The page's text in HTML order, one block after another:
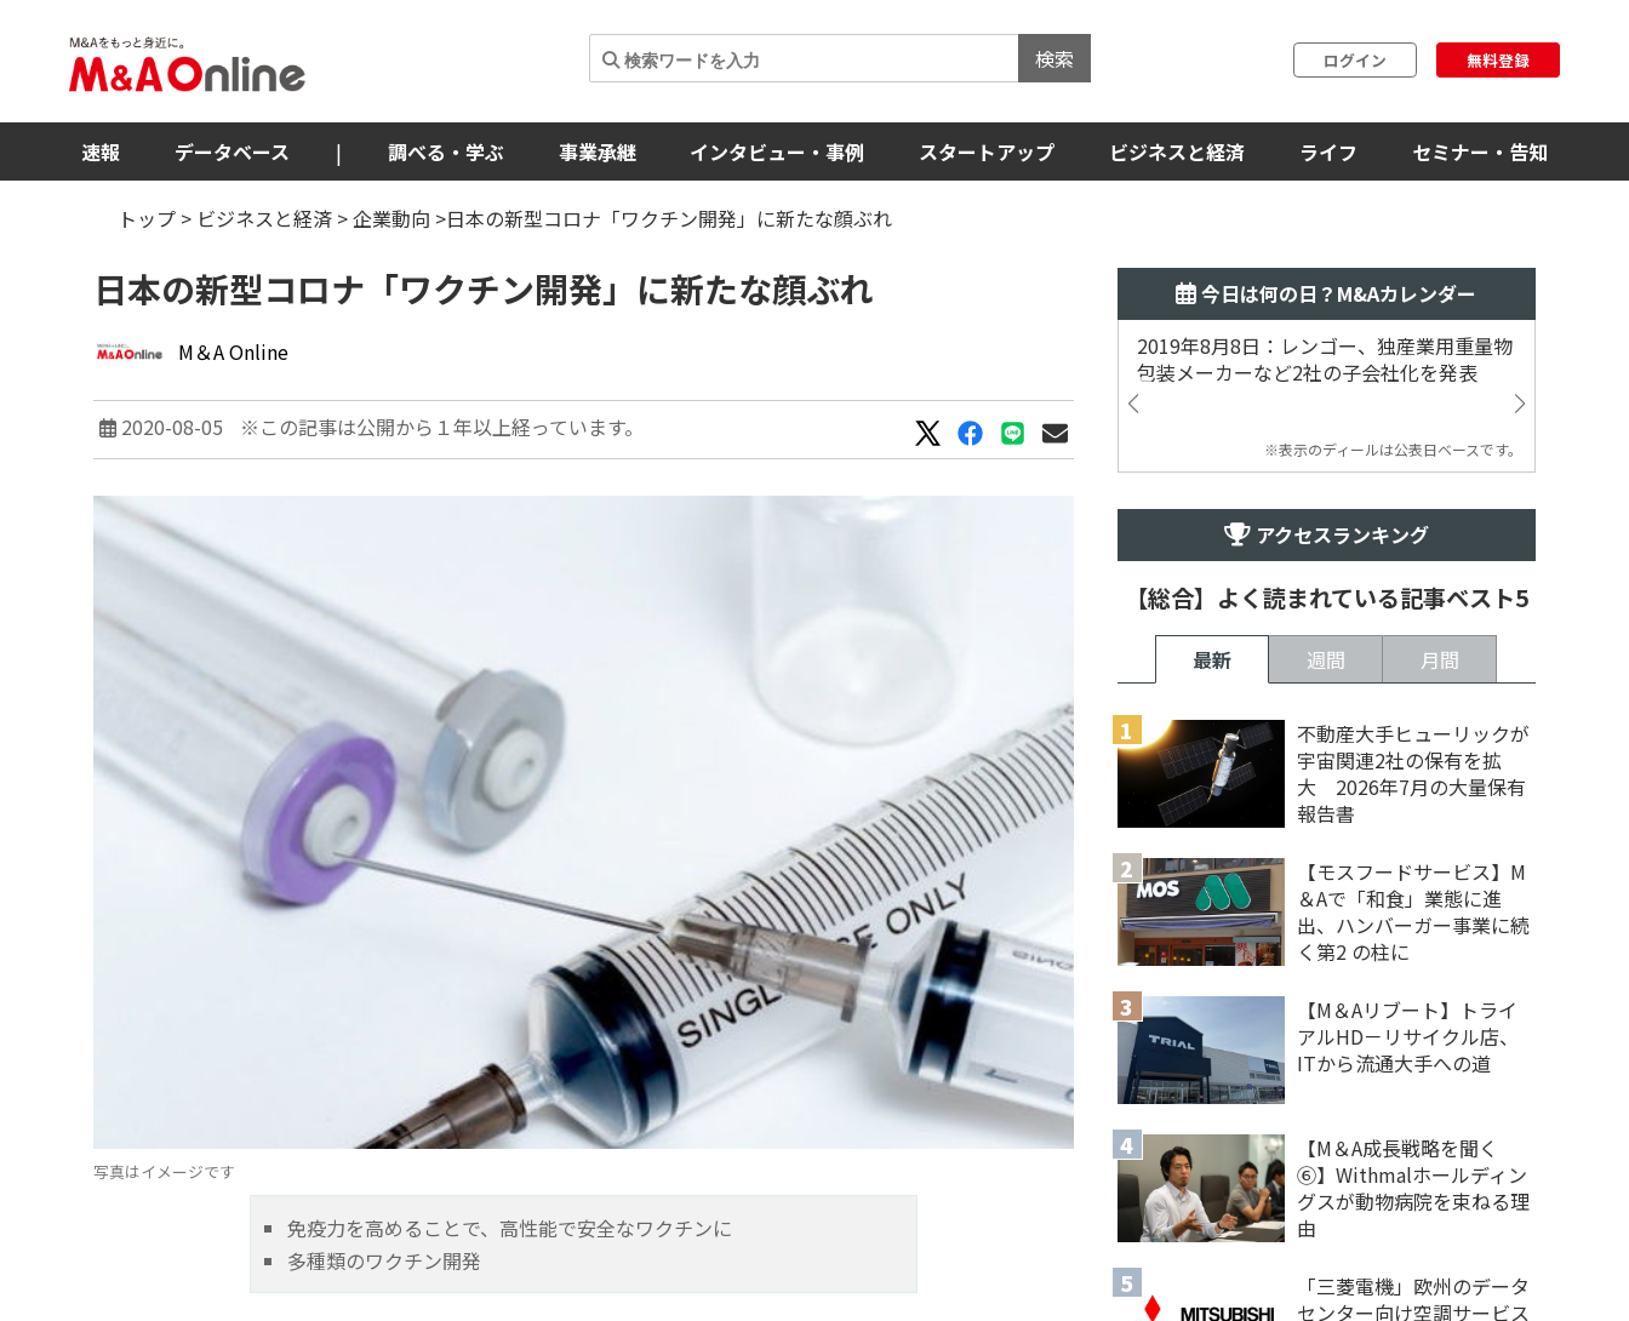
検索 ログイン 無料登録
速報 データベース | 調べる・学ぶ 事業承継 インタビュー・事例 スタートアップ ビジネスと経済 ライフ セミナー・告知
トップ > ビジネスと経済 >企業動向 >日本の新型コロナ「ワクチン開発」に新たな顔ぶれ
日本の新型コロナ「ワクチン開発」に新たな顔ぶれ
M＆A Online
2020-08-05 ※この記事は公開から１年以上経っています。
写真はイメージです
免疫力を高めることで、高性能で安全なワクチンに
多種類のワクチン開発
今日は何の日？M&Aカレンダー
2019年8月8日：レンゴー、独産業用重量物
包装メーカーなど2社の子会社化を発表
※表示のディールは公表日ベースです。
アクセスランキング
【総合】よく読まれている記事ベスト5
最新 週間 月間
不動産大手ヒューリックが
宇宙関連2社の保有を拡
大 2026年7月の大量保有
報告書
【モスフードサービス】M
＆Aで「和食」業態に進
出、ハンバーガー事業に続
く第2 の柱に
【M＆Aリブート】トライ
アルHD－リサイクル店、
ITから流通大手への道
【M＆A 成長戦略を聞く
⑥】Withmalホールディン
グスが動物病院を束ねる理
由
「三菱電機」欧州のデータ
センター向け空調サービス